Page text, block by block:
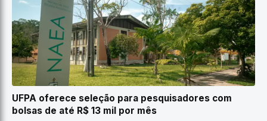
UFPA oferece seleção para pesquisadores com
bolsas de até R$ 13 mil por mês